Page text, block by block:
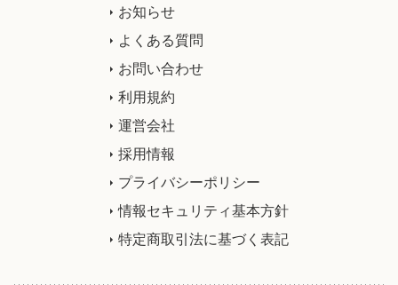
お知らせ
よくある質問
お問い合わせ
利用規約
運営会社
採用情報
プライバシーポリシー
情報セキュリティ基本方針
特定商取引法に基づく表記